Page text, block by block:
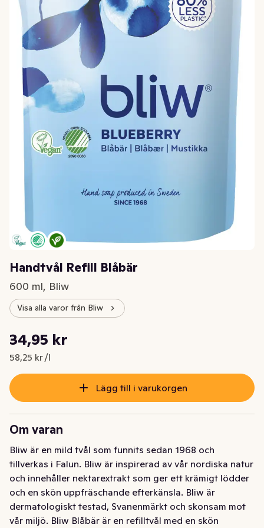
Handtvål Refill Blåbär
600 ml, Bliw
Visa alla varor från Bliw
Nuvarande pris är: 34,95 kr
34,95 kr
58,25 kr /l
Styckpris: 58,25 kr /l
Lägg till i varukorgen
Om varan
Bliw är en mild tvål som funnits sedan 1968 och
tillverkas i Falun. Bliw är inspirerad av vår nordiska natur
och innehåller nektarextrakt som ger ett krämigt lödder
och en skön uppfräschande efterkänsla. Bliw är
dermatologiskt testad, Svanenmärkt och skonsam mot
vår miljö. Bliw Blåbär är en refilltvål med en skön